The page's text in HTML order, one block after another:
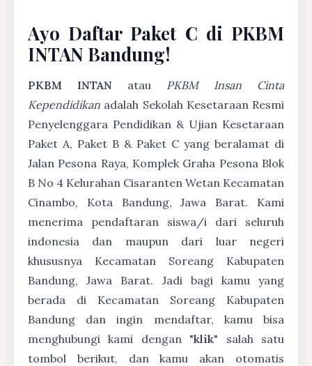
Ayo Daftar Paket C di PKBM
INTAN Bandung!
PKBM INTAN atau PKBM Insan Cinta
Kependidikan adalah Sekolah Kesetaraan Resmi
Penyelenggara Pendidikan & Ujian Kesetaraan
Paket A, Paket B & Paket C yang beralamat di
Jalan Pesona Raya, Komplek Graha Pesona Blok
B No 4 Kelurahan Cisaranten Wetan Kecamatan
Cinambo, Kota Bandung, Jawa Barat. Kami
menerima pendaftaran siswa/i dari seluruh
indonesia dan maupun dari luar negeri
khususnya Kecamatan Soreang Kabupaten
Bandung, Jawa Barat. Jadi bagi kamu yang
berada di Kecamatan Soreang Kabupaten
Bandung dan ingin mendaftar, kamu bisa
menghubungi kami dengan "klik" salah satu
tombol berikut, dan kamu akan otomatis